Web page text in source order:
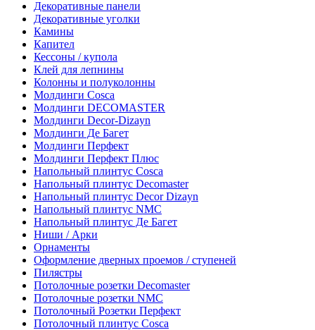
Декоративные панели
Декоративные уголки
Камины
Капител
Кессоны / купола
Клей для лепнины
Колонны и полуколонны
Молдинги Cosca
Молдинги DECOMASTER
Молдинги Decor-Dizayn
Молдинги Де Багет
Молдинги Перфект
Молдинги Перфект Плюс
Напольный плинтус Cosca
Напольный плинтус Decomaster
Напольный плинтус Decor Dizayn
Напольный плинтус NMC
Напольный плинтус Де Багет
Ниши / Арки
Орнаменты
Оформление дверных проемов / ступеней
Пилястры
Потолочные розетки Decomaster
Потолочные розетки NMC
Потолочный Розетки Перфект
Потолочный плинтус Cosca